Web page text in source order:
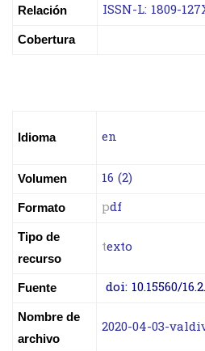
Relación ISSN-L: 1809-
Cobertura
Idioma en
Volumen 16 (2)
Formato pdf
Tipo de
recurso
texto
Fuente doi: 10.15560/
Nombre de
archivo
2020-04-03-